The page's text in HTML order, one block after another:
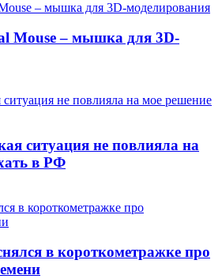
Mouse – мышка для 3D-
ситуация не повлияла на
в РФ
в короткометражке про